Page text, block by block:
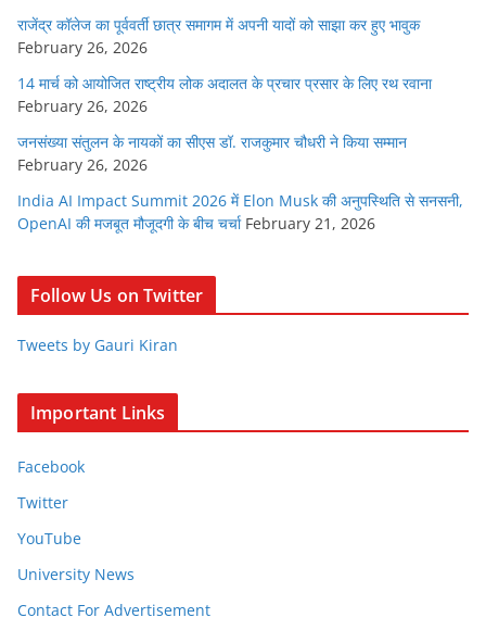
राजेंद्र कॉलेज का पूर्ववर्ती छात्र समागम में अपनी यादों को साझा कर हुए भावुक
February 26, 2026
14 मार्च को आयोजित राष्ट्रीय लोक अदालत के प्रचार प्रसार के लिए रथ रवाना
February 26, 2026
जनसंख्या संतुलन के नायकों का सीएस डॉ. राजकुमार चौधरी ने किया सम्मान
February 26, 2026
India AI Impact Summit 2026 में Elon Musk की अनुपस्थिति से सनसनी,
OpenAI की मजबूत मौजूदगी के बीच चर्चा February 21, 2026
Follow Us on Twitter
Tweets by Gauri Kiran
Important Links
Facebook
Twitter
YouTube
University News
Contact For Advertisement